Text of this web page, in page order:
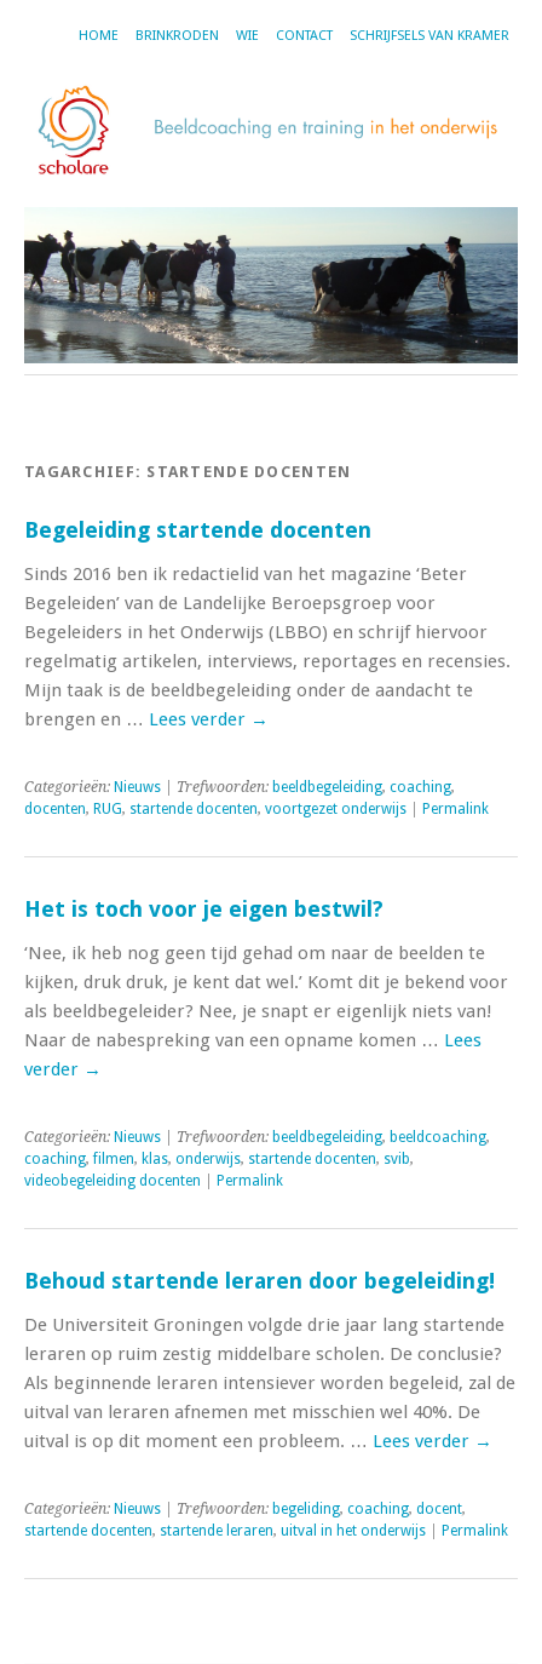
HOME BRINKRODEN WIE CONTACT SCHRIJFSELS VAN KRAMER
TAGARCHIEF: STARTENDE DOCENTEN
Begeleiding startende docenten
Sinds 2016 ben ik redactielid van het magazine ‘Beter
Begeleiden’ van de Landelijke Beroepsgroep voor
Begeleiders in het Onderwijs (LBBO) en schrijf hiervoor
regelmatig artikelen, interviews, reportages en recensies.
Mijn taak is de beeldbegeleiding onder de aandacht te
brengen en … Lees verder →
Categorieën: Nieuws | Trefwoorden: beeldbegeleiding, coaching,
docenten, RUG, startende docenten, voortgezet onderwijs Permalink
Het is toch voor je eigen bestwil?
‘Nee, ik heb nog geen tijd gehad om naar de beelden te
kijken, druk druk, je kent dat wel.’ Komt dit je bekend voor
als beeldbegeleider? Nee, je snapt er eigenlijk niets van!
Naar de nabespreking van een opname komen … Lees
verder →
Categorieën: Nieuws | Trefwoorden: beeldbegeleiding, beeldcoaching,
coaching,filmen, klas, onderwijs, startende docenten, svib,
videobegeleiding docenten
Permalink
Behoud startende leraren door begeleiding!
De Universiteit Groningen volgde drie jaar lang startende
leraren op ruim zestig middelbare scholen. De conclusie?
Als beginnende leraren intensiever worden begeleid, zal de
uitval van leraren afnemen met misschien wel 40%. De
uitval is op dit moment een probleem. … Lees verder →
Categorieën: Nieuws | Trefwoorden: begeliding, coaching, docent,
startende docenten, startende leraren, uitval in het onderwijs Permalink